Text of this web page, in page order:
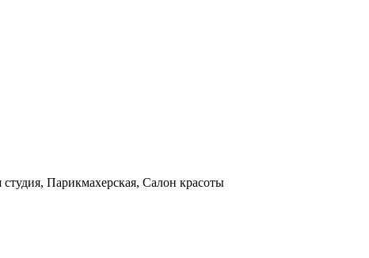
Парикмахерская, Салон красоты